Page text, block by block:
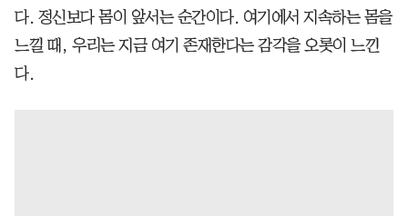
다. 정신보다 몸이 앞서는 순간이다. 여기에서 지속하는 몸을
느낄 때, 우리는 지금 여기 존재한다는 감각을 오롯이 느낀
다.